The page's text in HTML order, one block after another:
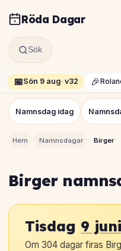
Röda Dagar
Sök
📅Sön 9 aug· v32 🎉
Namnsdag idag
Hem Namnsdagar Birger
Birger
Tisdag 9 juni
Om 304 dagar firas